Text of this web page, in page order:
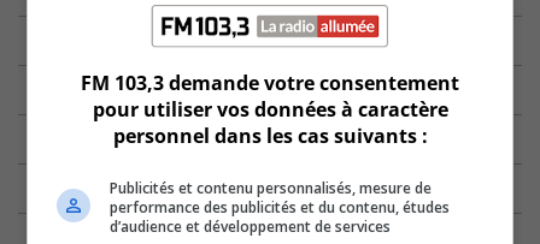
FM 103,3 demande votre consentement
pour utiliser vos données à caractère
personnel dans les cas suivants :
Publicités et contenu personnalisés, mesure de
performance des publicités et du contenu, études
d’audience et développement de services